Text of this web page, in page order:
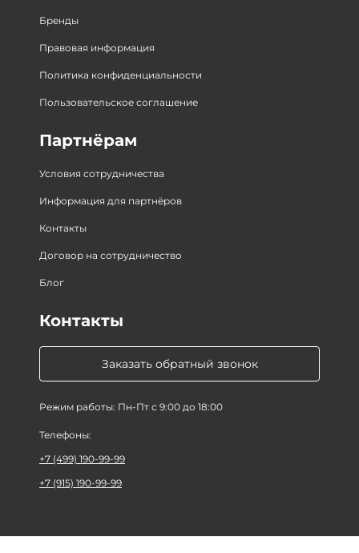
Бренды
Правовая информация
Политика конфиденциальности
Пользовательское соглашение
Партнёрам
Условия сотрудничества
Информация для партнёров
Контакты
Договор на сотрудничество
Блог
Заказать обратный звонок
Режим работы: Пн-Пт с 9:00 до 18:00
Контакты
Телефоны:
+7 (499) 190-99-99
+7 (915) 190-99-99